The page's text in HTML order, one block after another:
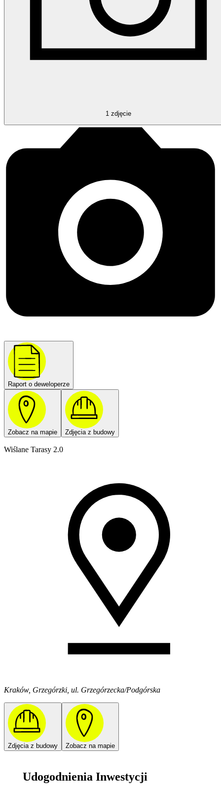
1 zdjęcie
Raport o deweloperze
Zobacz na mapie Zdjęcia z budowy
Wiślane Tarasy 2.0
Kraków, Grzegórzki, ul. Grzegórzecka/Podgórska
Zdjęcia z budowy Zobacz na mapie
Udogodnienia Inwestycji